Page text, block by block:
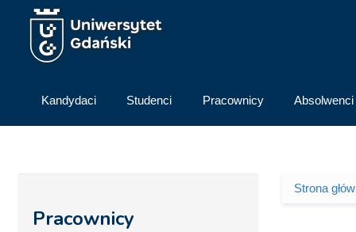
Przejdź do treści
Kandydaci Studenci Pracownicy Absolwenci
Pracownicy
Strona